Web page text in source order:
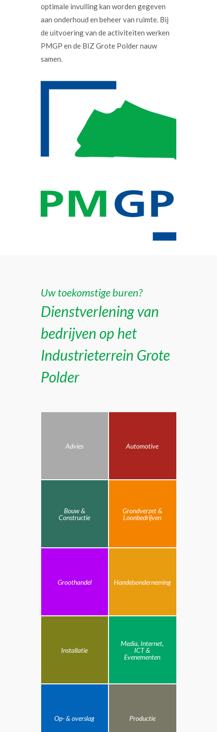
optimale invulling kan worden gegeven
aan onderhoud en beheer van ruimte. Bij
de uitvoering van de activiteiten werken
PMGP en de BIZ Grote Polder nauw
samen.
Uw toekomstige buren?
Dienstverlening van
bedrijven op het
Industrieterrein Grote
Polder
Advies Automotive
Bouw &
Constructie
Grondverzet &
Loonbedrijven
Groothandel Handelsonderneming
Installatie
Media, Internet,
ICT &
Evenementen
Op- & overslag Productie